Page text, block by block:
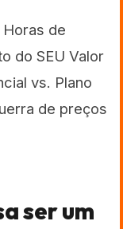
de
do SEU Valor
vs. Plano
de preços
ser um